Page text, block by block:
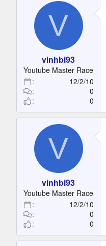
V
vinhbi93
Youtube Master Race
12/2/10
0
0
V
vinhbi93
Youtube Master Race
12/2/10
0
0